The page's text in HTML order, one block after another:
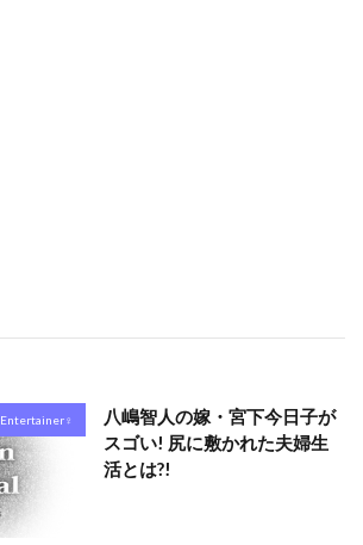
Entertainer♀
八嶋智人の嫁・宮下今日子が
スゴい! 尻に敷かれた夫婦生
活とは?!